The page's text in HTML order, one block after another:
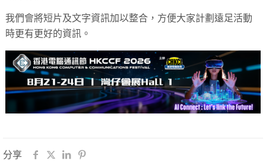
我們會將短片及文字資訊加以整合，方便大家計劃遠足活動
時更有更好的資訊。
分享